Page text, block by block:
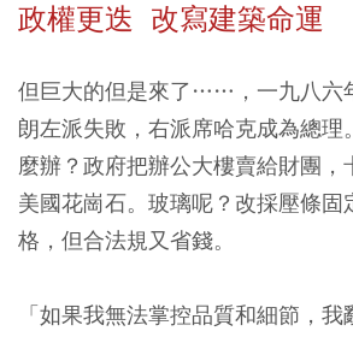
政權更迭 改寫建築命運
但巨大的但是來了……，一九八六
朗左派失敗，右派席哈克成為總理
麼辦？政府把辦公大樓賣給財團，
美國花崗石。玻璃呢？改採壓條固
格，但合法規又省錢。
「如果我無法掌控品質和細節，